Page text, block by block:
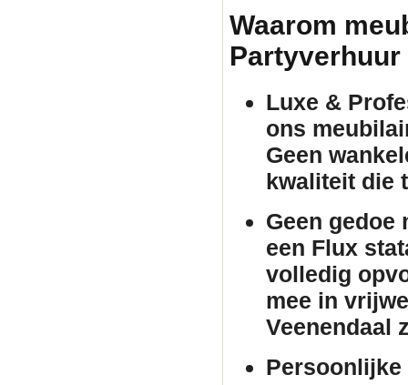
Waarom
Partyverhuur
Luxe &
ons
Geen
kwaliteit die
Geen gedoe
een Flux
volledig
mee in
Veenendaal